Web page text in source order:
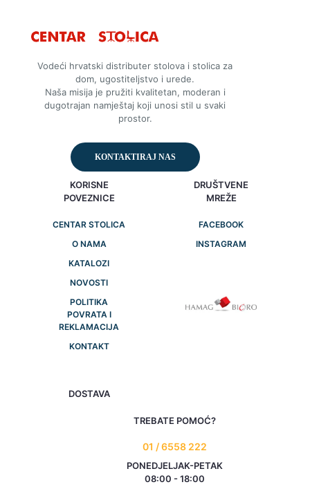
Vodeći hrvatski distributer stolova i stolica za
dom, ugostiteljstvo i urede.
Naša misija je pružiti kvalitetan, moderan i
dugotrajan namještaj koji unosi stil u svaki
prostor.
KONTAKTIRAJ NAS
KORISNE
POVEZNICE
CENTAR STOLICA
O NAMA
KATALOZI
NOVOSTI
POLITIKA
POVRATA I
REKLAMACIJA
KONTAKT
DOSTAVA
DRUŠTVENE
MREŽE
FACEBOOK
INSTAGRAM
TREBATE POMOĆ?
01 / 6558 222
PONEDJELJAK-PETAK
08:00 - 18:00